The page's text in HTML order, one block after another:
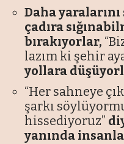
Daha
çadıra
bırakıyorlar,
lazım ki şehir
yollara
“Her sahneye
şarkı
hissediyoruz”
yanında